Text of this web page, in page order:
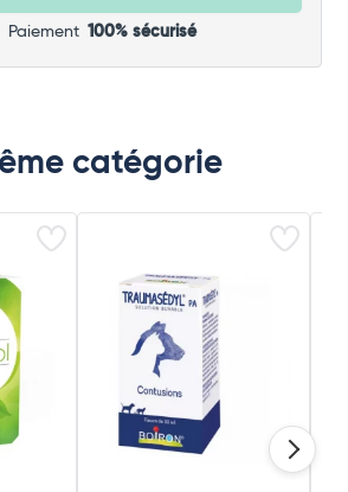
Paiement 100% sécurisé
catégorie